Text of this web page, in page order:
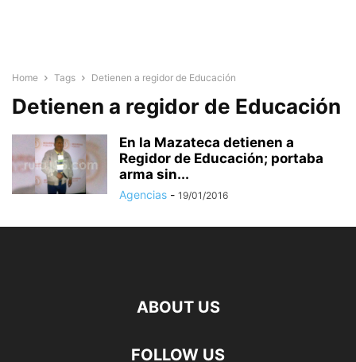
Home Tags Detienen a regidor de Educación
Detienen a regidor de Educación
En la Mazateca detienen a
Regidor de Educación; portaba
arma sin...
Agencias - 19/01/2016
ABOUT US
FOLLOW US